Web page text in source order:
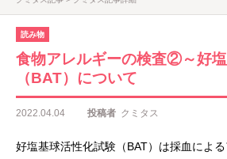
読み物
食物アレルギーの検査②～好
（BAT）について
2022.04.04 投稿者 クミタス
好塩基球活性化試験（BAT）は採血によ